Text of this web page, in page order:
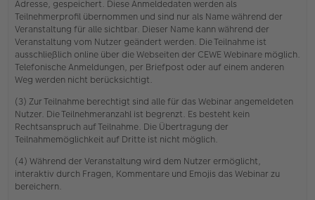
Adresse, gespeichert. Diese Anmeldedaten werden als
Teilnehmerprofil übernommen und sind nur als Name während der
Veranstaltung für alle sichtbar. Dieser Name kann während der
Veranstaltung vom Nutzer geändert werden. Die Teilnahme ist
ausschließlich online über die Webseiten der CEWE Webinare möglich.
Telefonische Anmeldungen, per Briefpost oder auf einem anderen
Weg werden nicht berücksichtigt.
(3) Zur Teilnahme berechtigt sind alle für das Webinar angemeldeten
Nutzer. Die Teilnehmeranzahl ist begrenzt. Es besteht kein
Rechtsanspruch auf Teilnahme. Die Übertragung der
Teilnahmemöglichkeit auf Dritte ist nicht möglich.
(4) Während der Veranstaltung wird dem Nutzer ermöglicht,
interaktiv durch Fragen, Kommentare und Emojis das Webinar zu
bereichern.